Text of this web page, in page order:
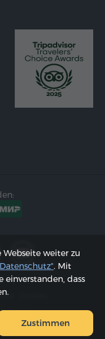
GmbH;
Webseite weiter zu
. Mit
einverstanden, dass
Zustimmen